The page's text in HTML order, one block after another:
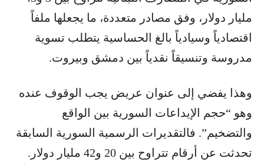
مليار دولار، وفق مصادر متعددة، ما يجعلها ملفاً
اقتصادياً وسيادياً بالغ الحساسية يتطلب تسوية
مدروسة وتنسيقاً نقدياً بين دمشق وبيروت.
وهذا يفضي إلى عنوان عريض يجب الوقوف عنده
وهو “حجم الإيداعات السورية بين الواقع
والتضخيم”. فالتقديرات الرسمية السورية السابقة
تحدثت عن أرقام تتراوح بين 20 و42 مليار دولار.